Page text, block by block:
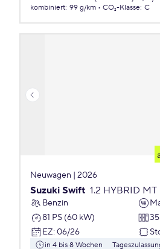
kombiniert: 99 g/km CO₂-Klasse: C
Neuwagen | 2026
Suzuki Swift 1.2 HYBRID
Benzin
81 PS (60 kW)
EZ: 06/26
in 4 bis 8 Wochen